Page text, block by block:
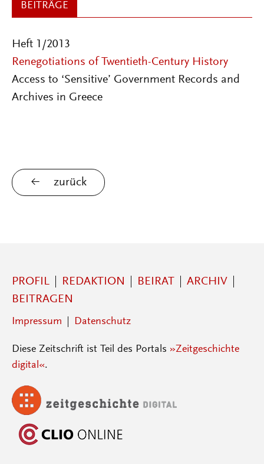
BEITRÄGE
Heft 1/2013
Renegotiations of Twentieth-Century History
Access to ‘Sensitive’ Government Records and
Archives in Greece
zurück
PROFIL REDAKTION BEIRAT
ARCHIV
BEITRAGEN
Impressum Datenschutz
Diese Zeitschrift ist Teil des Portals »Zeitgeschichte
digital«.